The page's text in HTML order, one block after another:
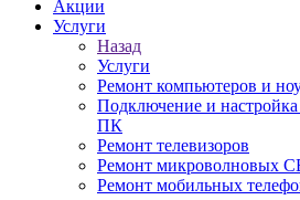
Акции
Услуги
Назад
Услуги
Ремонт компьютеров и
Подключение и настройка
ПК
Ремонт телевизоров
Ремонт микроволновых
Ремонт мобильных